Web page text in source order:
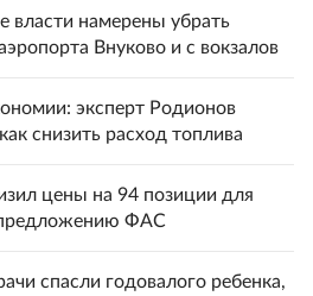
власти намерены убрать
Внуково и с вокзалов
эксперт Родионов
снизить расход топлива
цены на 94 позиции для
ФАС
спасли годовалого ребенка,